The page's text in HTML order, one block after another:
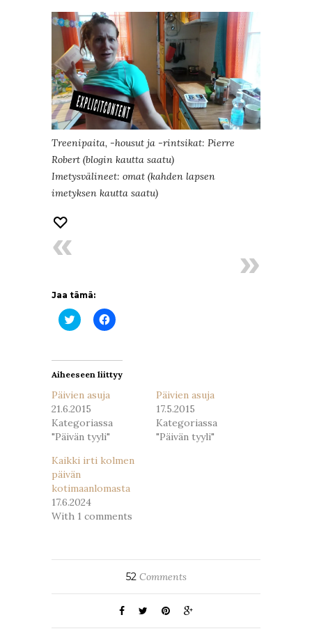
Treenipaita, -housut ja -rintsikat: Pierre
Robert (blogin kautta saatu)
Imetysvälineet: omat (kahden lapsen
imetyksen kautta saatu)
Jaa tämä:
Jaa
Twitterissä(Avautuu
Jaa
Facebookissa(Avautuu
Aiheeseen liittyy
Päivien asuja
21.6.2015
Kategoriassa
"Päivän tyyli"
Päivien asuja
17.5.2015
Kategoriassa
"Päivän tyyli"
Kaikki irti kolmen
päivän
kotimaanlomasta
17.6.2024
With 1 comments
52Comments